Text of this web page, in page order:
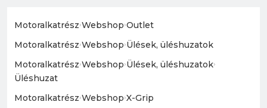
Motoralkatrész›Webshop›Outlet
Motoralkatrész›Webshop›Ülések, üléshuzatok
Motoralkatrész›Webshop›Ülések, üléshuzatok›
Üléshuzat
Motoralkatrész›Webshop›X-Grip